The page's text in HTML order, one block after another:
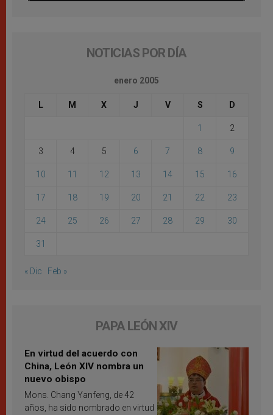
NOTICIAS POR DÍA
enero 2005
L M X J V S D
1 2
3 4 5 6 7 8 9
10 11 12 13 14 15 16
17 18 19 20 21 22 23
24 25 26 27 28 29 30
31
« Dic Feb »
PAPA LEÓN XIV
En virtud del acuerdo con
China, León XIV nombra un
nuevo obispo
Mons. Chang Yanfeng, de 42
años, ha sido nombrado en virtud